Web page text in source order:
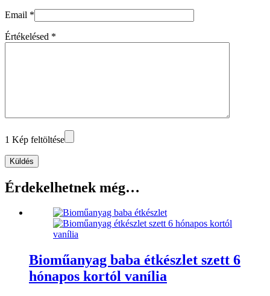
Email *
Értékelésed *
1 Kép feltöltése
Küldés
Érdekelhetnek még…
Bioműanyag baba étkészlet szett 6
hónapos kortól vanília